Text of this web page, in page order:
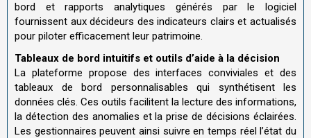
bord et rapports analytiques générés par le logiciel
fournissent aux décideurs des indicateurs clairs et actualisés
pour piloter efficacement leur patrimoine.
Tableaux de bord intuitifs et outils d’aide à la décision
La plateforme propose des interfaces conviviales et des
tableaux de bord personnalisables qui synthétisent les
données clés. Ces outils facilitent la lecture des informations,
la détection des anomalies et la prise de décisions éclairées.
Les gestionnaires peuvent ainsi suivre en temps réel l’état du